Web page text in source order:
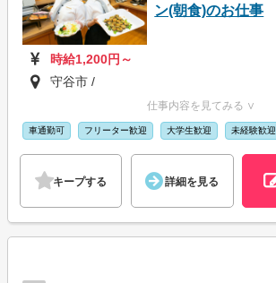
ン(朝食)のお仕事
時給1,200円～
守谷市 /
仕事内容を見てみる ∨
車通勤可 フリーター歓迎 大学生歓迎 未経験歓迎
キープする 詳細を見る